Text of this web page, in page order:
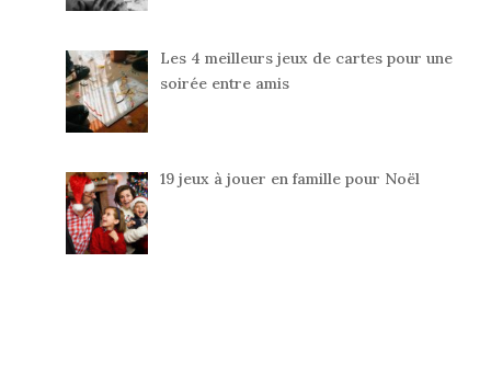
Les 4 meilleurs jeux de cartes pour une
soirée entre amis
19 jeux à jouer en famille pour Noël